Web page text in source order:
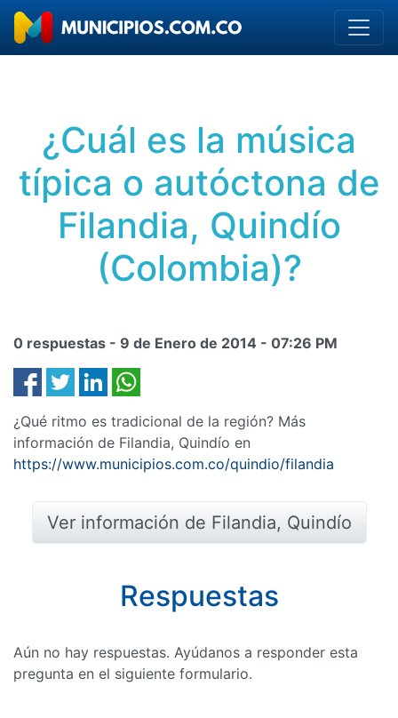
¿Cuál es la música
típica o autóctona de
Filandia, Quindío
(Colombia)?
0 respuestas - 9 de Enero de 2014 - 07:26 PM
¿Qué ritmo es tradicional de la región? Más
información de Filandia, Quindío en
https://www.municipios.com.co/quindio/filandia
Ver información de Filandia, Quindío
Respuestas
Aún no hay respuestas. Ayúdanos a responder esta
pregunta en el siguiente formulario.